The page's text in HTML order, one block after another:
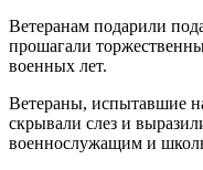
Ветеранам подарили
прошагали
военных лет.
Ветераны, испытавшие
скрывали слез и
военнослужащим и